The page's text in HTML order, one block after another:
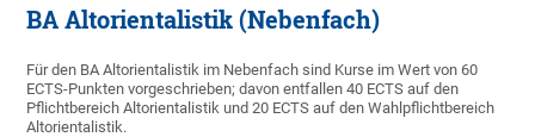
BA Altorientalistik (Nebenfach)
Für den BA Altorientalistik im Nebenfach sind Kurse im Wert von 60
ECTS-Punkten vorgeschrieben; davon entfallen 40 ECTS auf den
Pflichtbereich Altorientalistik und 20 ECTS auf den Wahlpflichtbereich
Altorientalistik.